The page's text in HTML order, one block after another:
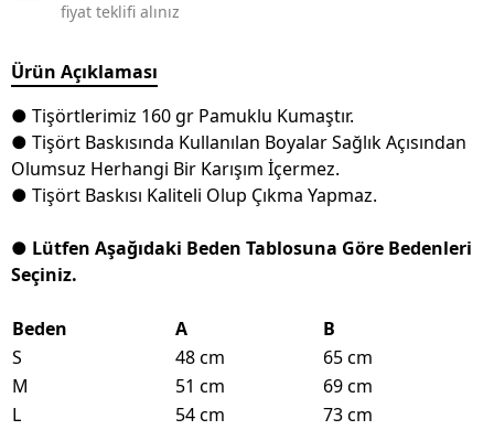
fiyat teklifi alınız
Ürün Açıklaması
● Tişörtlerimiz 160 gr Pamuklu Kumaştır.
● Tişört Baskısında Kullanılan Boyalar Sağlık Açısından
Olumsuz Herhangi Bir Karışım İçermez.
● Tişört Baskısı Kaliteli Olup Çıkma Yapmaz.
● Lütfen Aşağıdaki Beden Tablosuna Göre Bedenleri
Seçiniz.
Beden A
B
S
48 cm
65 cm
M
51 cm
69 cm
L
54 cm
73 cm